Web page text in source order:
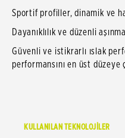
Sportif profiller, dinamik ve
Dayanıklılık ve düzenli aşınma
Güvenli ve istikrarlı ıslak
performansını en üst düzeye
KULLANILAN TEKNOLOJİLER